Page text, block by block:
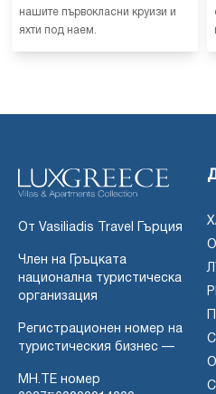
нашите първокласни круизи и
яхти под наем.
От Vasiliadis Travel Гърция
Член на Гръцката
национална туристическа
организация
Регистрационен номер на
туристическия бизнес —
MH.TE номер